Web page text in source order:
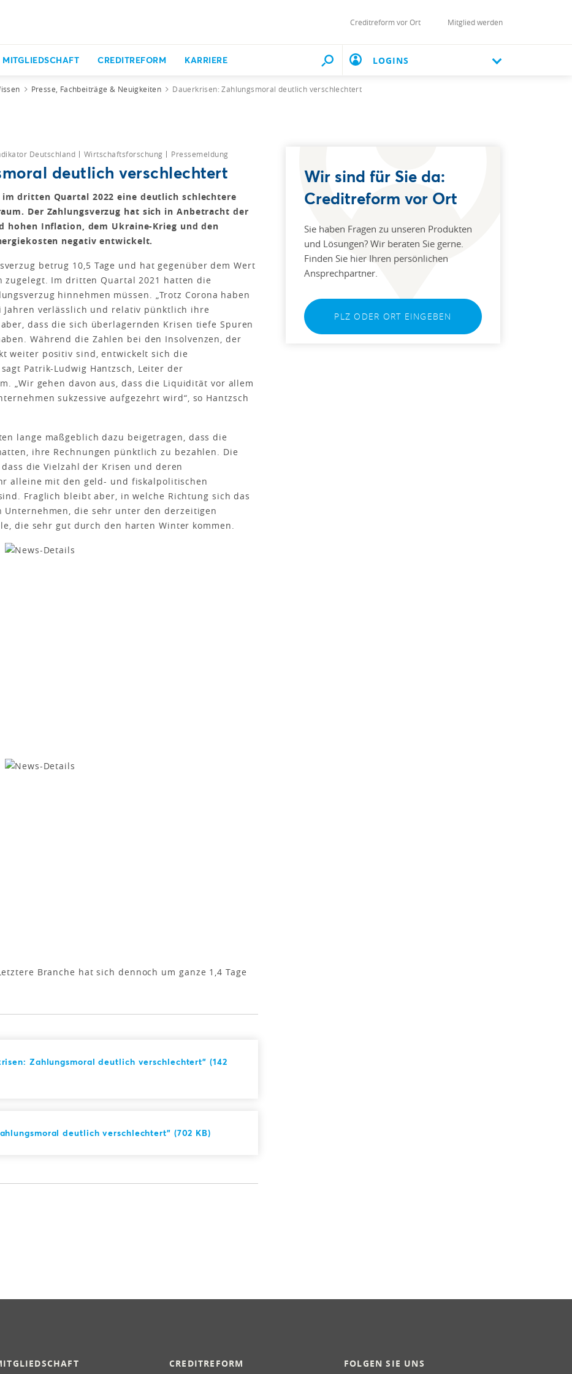
Creditreform vor Ort Mitglied werden
MITGLIEDSCHAFT CREDITREFORM KARRIERE LOGINS
Presse, Fachbeiträge & Neuigkeiten Dauerkrisen: Zahlungsmoral deutlich verschlechtert
Deutschland Wirtschaftsforschung Pressemeldung
deutlich verschlechtert
dritten Quartal 2022 eine deutlich schlechtere
Der Zahlungsverzug hat sich in Anbetracht der
hohen Inflation, dem Ukraine-Krieg und den
negativ entwickelt.
betrug 10,5 Tage und hat gegenüber dem Wert
zugelegt. Im dritten Quartal 2021 hatten die
hinnehmen müssen. „Trotz Corona haben
verlässlich und relativ pünktlich ihre
dass die sich überlagernden Krisen tiefe Spuren
Während die Zahlen bei den Insolvenzen, der
weiter positiv sind, entwickelt sich die
Patrik-Ludwig Hantzsch, Leiter der
„Wir gehen davon aus, dass die Liquidität vor allem
sukzessive aufgezehrt wird“, so Hantzsch
lange maßgeblich dazu beigetragen, dass die
ihre Rechnungen pünktlich zu bezahlen. Die
die Vielzahl der Krisen und deren
alleine mit den geld- und fiskalpolitischen
Fraglich bleibt aber, in welche Richtung sich das
die sehr unter den derzeitigen
die sehr gut durch den harten Winter kommen.
Branche hat sich dennoch um ganze 1,4 Tage
Zahlungsmoral deutlich verschlechtert" (142
deutlich verschlechtert" (702 KB)
Wir sind für Sie da:
Creditreform vor Ort
Sie haben Fragen zu unseren Produkten
und Lösungen? Wir beraten Sie gerne.
Finden Sie hier Ihren persönlichen
Ansprechpartner.
PLZ ODER ORT EINGEBEN
CREDITREFORM FOLGEN SIE UNS